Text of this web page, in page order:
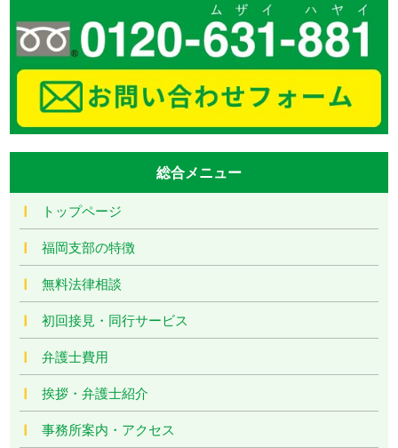
総合メニュー
トップページ
福岡支部の特徴
無料法律相談
初回接見・同行サービス
弁護士費用
挨拶・弁護士紹介
事務所案内・アクセス